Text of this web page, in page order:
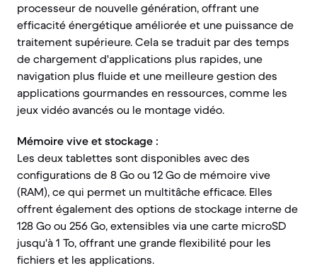
processeur de nouvelle génération, offrant une
efficacité énergétique améliorée et une puissance de
traitement supérieure. Cela se traduit par des temps
de chargement d'applications plus rapides, une
navigation plus fluide et une meilleure gestion des
applications gourmandes en ressources, comme les
jeux vidéo avancés ou le montage vidéo.
Mémoire vive et stockage :
Les deux tablettes sont disponibles avec des
configurations de 8 Go ou 12 Go de mémoire vive
(RAM), ce qui permet un multitâche efficace. Elles
offrent également des options de stockage interne de
128 Go ou 256 Go, extensibles via une carte microSD
jusqu'à 1 To, offrant une grande flexibilité pour les
fichiers et les applications.